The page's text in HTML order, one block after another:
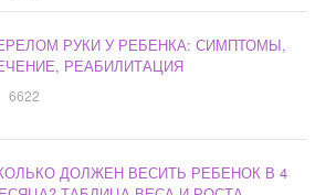
РУКИ У РЕБЕНКА: СИМПТОМЫ,
РЕАБИЛИТАЦИЯ
6622
ДОЛЖЕН ВЕСИТЬ РЕБЕНОК В 4